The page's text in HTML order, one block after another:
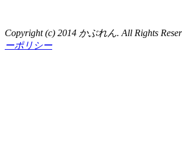
Copyright (c) 2014 かぶれん. All Rights
ーポリシー